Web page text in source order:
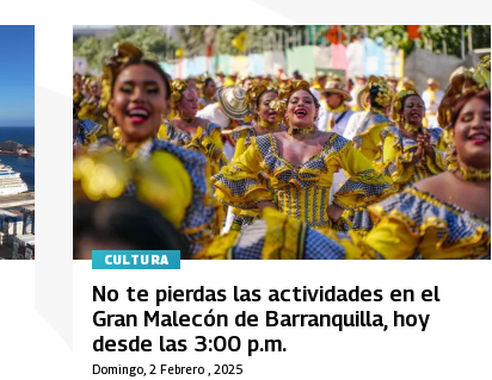
CULTURA
Domingo, 2 Febrero , 2025
No te pierdas las actividades en el
Gran Malecón de Barranquilla, hoy
desde las 3:00 p.m.